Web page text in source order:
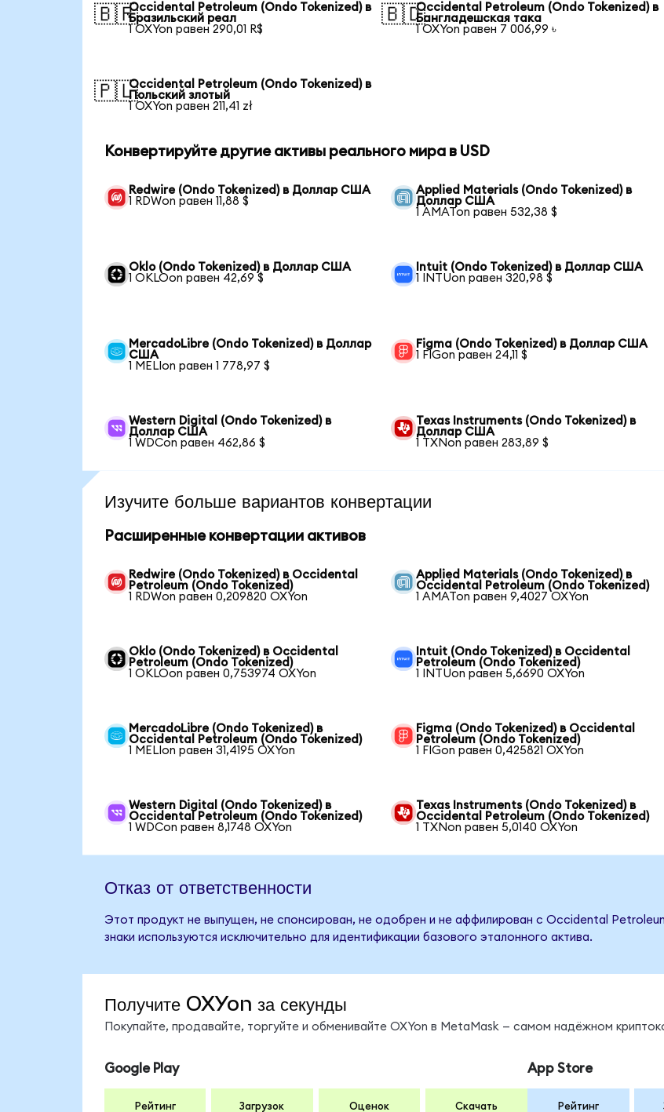
🇧🇷Occidental Petroleum (Ondo Tokenized) в
Бразильский реал
1 OXYon равен 290,01 R$
🇧🇩Occidental Petroleum (Ondo Tokenized) в
Бангладешская така
1 OXYon равен 7 006,99 ৳
🇵🇱Occidental Petroleum (Ondo Tokenized) в
Польский злотый
1 OXYon равен 211,41 zł
Конвертируйте другие активы реального мира в USD
Redwire (Ondo Tokenized) в Доллар США
1 RDWon равен 11,88 $
Applied Materials (Ondo Tokenized) в
Доллар США
1 AMATon равен 532,38 $
Oklo (Ondo Tokenized) в Доллар США
1 OKLOon равен 42,69 $
Intuit (Ondo Tokenized) в Доллар США
1 INTUon равен 320,98 $
MercadoLibre (Ondo Tokenized) в Доллар
США
1 MELIon равен 1 778,97 $
Figma (Ondo Tokenized) в Доллар США
1 FIGon равен 24,11 $
Western Digital (Ondo Tokenized) в
Доллар США
1 WDCon равен 462,86 $
Texas Instruments (Ondo Tokenized) в
Доллар США
1 TXNon равен 283,89 $
Изучите больше вариантов конвертации
Расширенные конвертации активов
Redwire (Ondo Tokenized) в Occidental
Petroleum (Ondo Tokenized)
1 RDWon равен 0,209820 OXYon
Applied Materials (Ondo Tokenized) в
Occidental Petroleum (Ondo Tokenized)
1 AMATon равен 9,4027 OXYon
Oklo (Ondo Tokenized) в Occidental
Petroleum (Ondo Tokenized)
1 OKLOon равен 0,753974 OXYon
Intuit (Ondo Tokenized) в Occidental
Petroleum (Ondo Tokenized)
1 INTUon равен 5,6690 OXYon
MercadoLibre (Ondo Tokenized) в
Occidental Petroleum (Ondo Tokenized)
1 MELIon равен 31,4195 OXYon
Figma (Ondo Tokenized) в Occidental
Petroleum (Ondo Tokenized)
1 FIGon равен 0,425821 OXYon
Western Digital (Ondo Tokenized) в
Occidental Petroleum (Ondo Tokenized)
1 WDCon равен 8,1748 OXYon
Texas Instruments (Ondo Tokenized) в
Occidental Petroleum (Ondo Tokenized)
1 TXNon равен 5,0140 OXYon
Отказ от ответственности
Этот продукт не выпущен, не спонсирован, не одобрен и не аффилирован с Occidental
знаки используются исключительно для идентификации базового эталонного актива.
Получите OXYon за секунды
Покупайте, продавайте, торгуйте и обменивайте OXYon в MetaMask — самом надёжном
Google Play
Рейтинг Загрузок Оценок Скачать
App Store
Рейтинг